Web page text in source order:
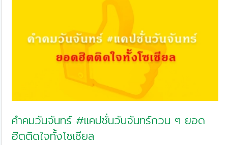
คำคมวันจันทร์ #แคปชั่นวันจันทร์กวน ๆ ยอด
ฮิตติดใจทั้งโซเชียล